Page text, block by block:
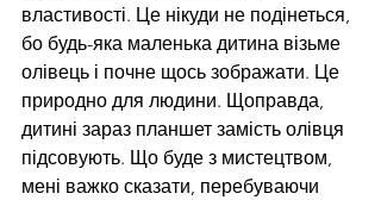
властивості. Це нікуди не подінеться,
бо будь-яка маленька дитина візьме
олівець і почне щось зображати. Це
природно для людини. Щоправда,
дитині зараз планшет замість олівця
підсовують. Що буде з мистецтвом,
мені важко сказати, перебуваючи